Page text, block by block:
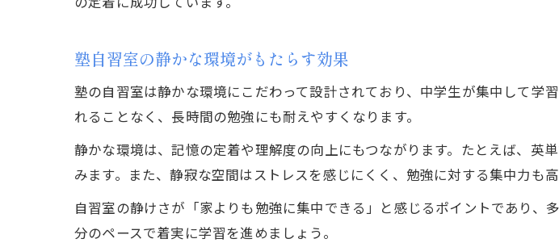
塾自習室の静かな環境がもたらす効果
塾の自習室は静かな環境にこだわって設計されており、中学生が集中して学
れることなく、長時間の勉強にも耐えやすくなります。
静かな環境は、記憶の定着や理解度の向上にもつながります。たとえば、
みます。また、静寂な空間はストレスを感じにくく、勉強に対する集中力も高
自習室の静けさが「家よりも勉強に集中できる」と感じるポイントであり、
分のペースで着実に学習を進めましょう。